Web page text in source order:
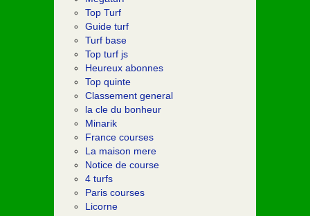
Top Turf
Guide turf
Turf base
Top turf js
Heureux abonnes
Top quinte
Classement general
la cle du bonheur
Minarik
France courses
La maison mere
Notice de course
4 turfs
Paris courses
Licorne